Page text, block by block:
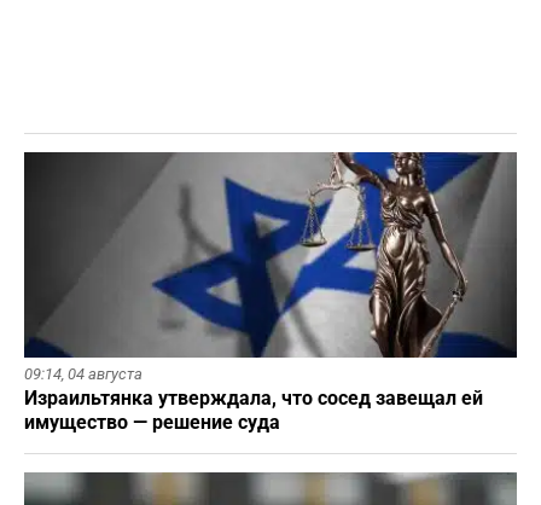
09:14, 04 августа
Израильтянка утверждала, что сосед завещал ей
имущество — решение суда